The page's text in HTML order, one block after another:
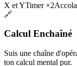
X et YTimer ×2
🔗
Calcul Enchaîné
Suis une chaîne
ton calcul mental pur.